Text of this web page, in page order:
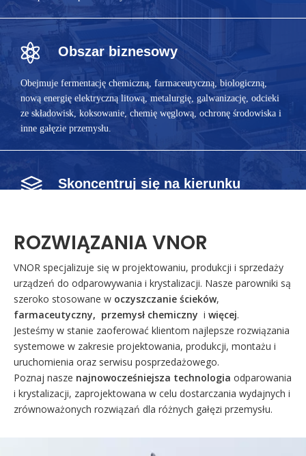
Obszar biznesowy
Obejmuje fermentację chemiczną, farmaceutyczną, biologiczną,
nową energię elektryczną litową, metalurgię, galwanizację, odcieki
ze składowisk, koksowanie, chemię węglową, ochronę środowiska i
inne gałęzie przemysłu.
Skoncentruj się na kierunku
potasowo-sodowa, separacja azotanów solnych; Pełna ilościowa
popiołowej ze spalania odpadów, Odzysk litu w zużytych bateriach.
ROZWIĄZANIA VNOR
VNOR specjalizuje się w projektowaniu, produkcji i sprzedaży
urządzeń do odparowywania i krystalizacji. Nasze parowniki są
szeroko stosowane w oczyszczanie ścieków,
farmaceutyczny, przemysł chemiczny i więcej.
Jesteśmy w stanie zaoferować klientom najlepsze rozwiązania
systemowe w zakresie projektowania, produkcji, montażu i
uruchomienia oraz serwisu posprzedażowego.
Poznaj nasze najnowocześniejsza technologia odparowania
i krystalizacji, zaprojektowana w celu dostarczania wydajnych i
zrównoważonych rozwiązań dla różnych gałęzi przemysłu.